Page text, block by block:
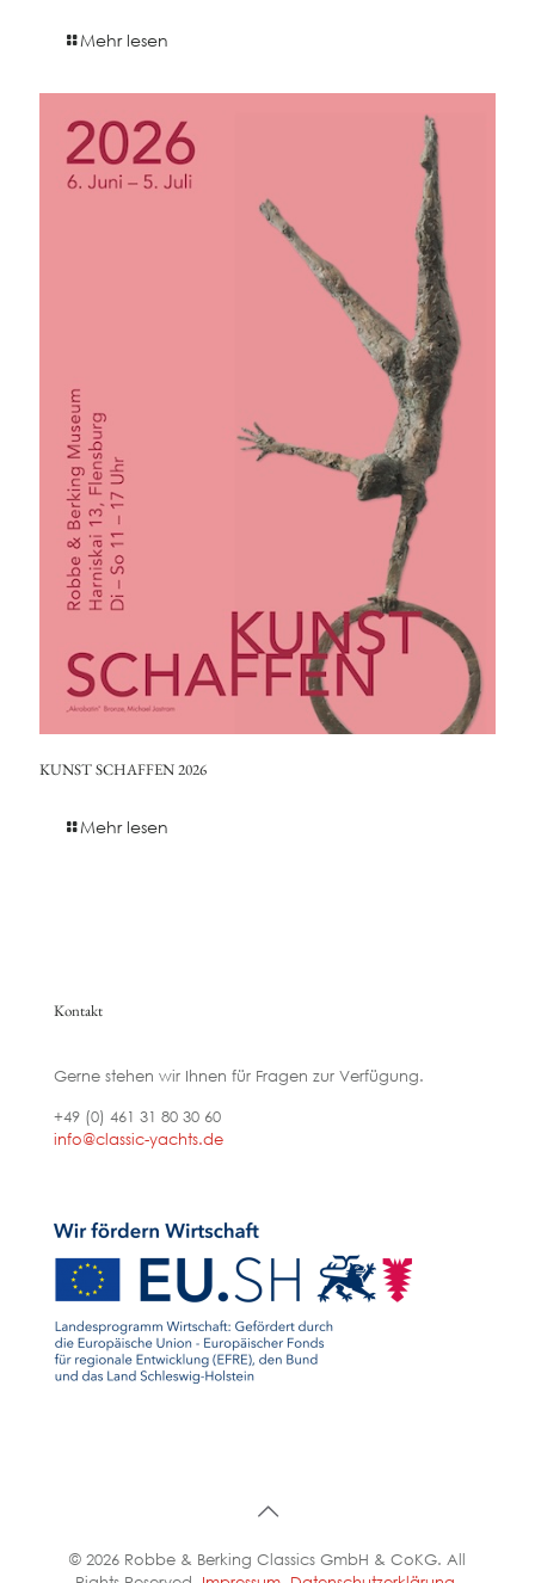
Mehr lesen
KUNST SCHAFFEN 2026
Mehr lesen
Kontakt
Gerne stehen wir Ihnen für Fragen zur Verfügung.
+49 (0) 461 31 80 30 60
info@classic-yachts.de
© 2026 Robbe & Berking Classics GmbH & CoKG. All